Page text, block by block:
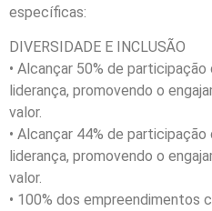
específicas:
DIVERSIDADE E INCLUSÃO
• Alcançar 50% de
liderança, promovendo o
valor.
• Alcançar 44% de
liderança, promovendo o
valor.
• 100% dos empreendimentos